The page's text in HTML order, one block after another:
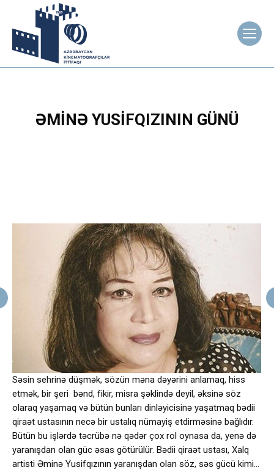
ƏMINƏ YUSIFQIZININ GÜNÜ
Səsin sehrinə düşmək, sözün məna dəyərini anlamaq, hiss
etmək, bir şeri bənd, fikir, misra şəklində deyil, əksinə söz
olaraq yaşamaq və bütün bunları dinləyicisinə yaşatmaq bədii
qiraət ustasının necə bir ustalıq nümayiş etdirməsinə bağlıdır.
Bütün bu işlərdə təcrübə nə qədər çox rol oynasa da, yenə də
yaranışdan olan güc əsas götürülür. Bədii qiraət ustası, Xalq
artisti Əminə Yusifqızının yaranışdan olan söz, səs gücü kimi…